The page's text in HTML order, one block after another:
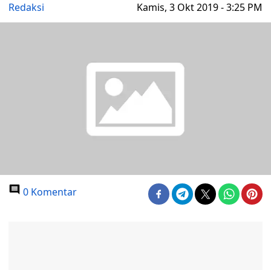
Redaksi Kamis, 3 Okt 2019 - 3:25 PM
0 Komentar